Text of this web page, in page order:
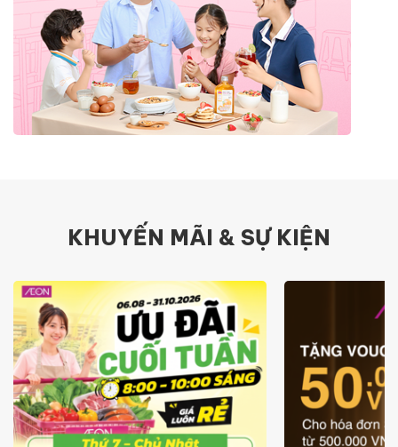
KHUYẾN MÃI & SỰ KIỆN